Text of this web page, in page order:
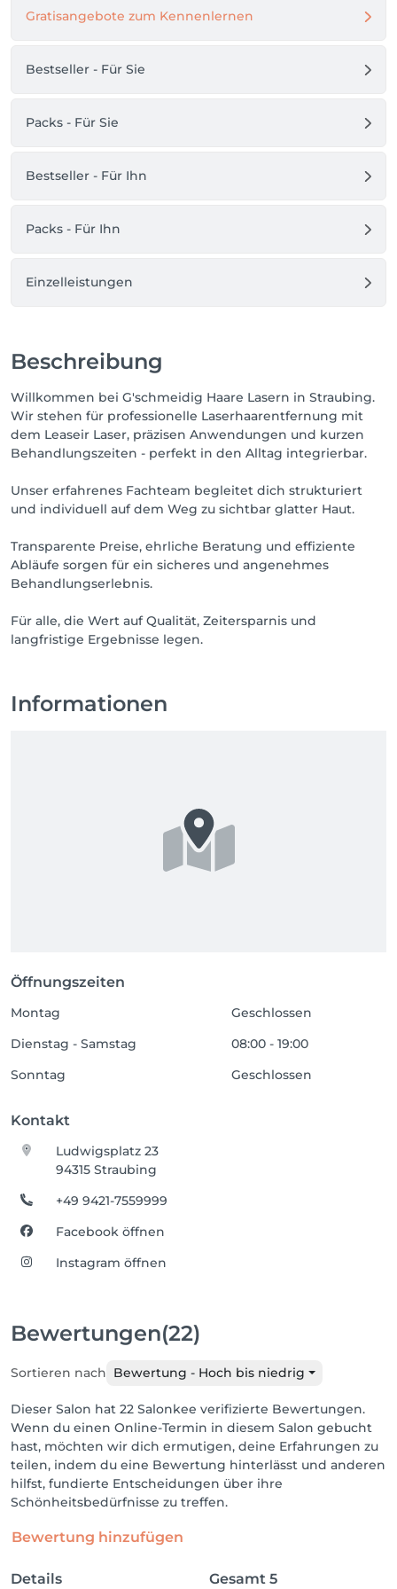
Kosmetikinstitut
Gratisangebote zum Kennenlernen
Bestseller - Für Sie
Packs - Für Sie
Bestseller - Für Ihn
Packs - Für Ihn
Einzelleistungen
Beschreibung
Willkommen bei G'schmeidig Haare Lasern in Straubing.
Wir stehen für professionelle Laserhaarentfernung mit
dem Leaseir Laser, präzisen Anwendungen und kurzen
Behandlungszeiten - perfekt in den Alltag integrierbar.
Unser erfahrenes Fachteam begleitet dich strukturiert
und individuell auf dem Weg zu sichtbar glatter Haut.
Transparente Preise, ehrliche Beratung und effiziente
Abläufe sorgen für ein sicheres und angenehmes
Behandlungserlebnis.
Für alle, die Wert auf Qualität, Zeitersparnis und
langfristige Ergebnisse legen.
Informationen
Öffnungszeiten
Montag
Geschlossen
Dienstag - Samstag
08:00 - 19:00
Sonntag
Geschlossen
Kontakt
Ludwigsplatz 23
94315 Straubing
+49 9421-7559999
Facebook öffnen
Instagram öffnen
Bewertungen(22)
Sortieren nach Bewertung - Hoch bis niedrig
Dieser Salon hat 22 Salonkee verifizierte Bewertungen.
Wenn du einen Online-Termin in diesem Salon gebucht
hast, möchten wir dich ermutigen, deine Erfahrungen zu
teilen, indem du eine Bewertung hinterlässt und anderen
hilfst, fundierte Entscheidungen über ihre
Schönheitsbedürfnisse zu treffen.
Bewertung hinzufügen
Details Gesamt 5